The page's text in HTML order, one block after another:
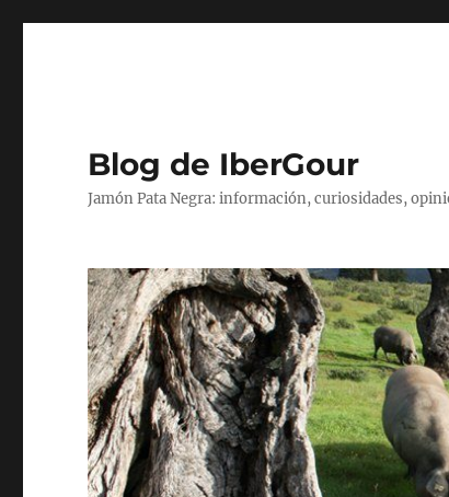
Blog de IberGour
Jamón Pata Negra: información, curiosidades,